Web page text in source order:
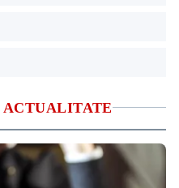
ACTUALITATE